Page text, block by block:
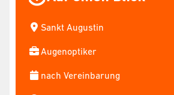
Sankt Augustin
Augenoptiker
nach Vereinbarung